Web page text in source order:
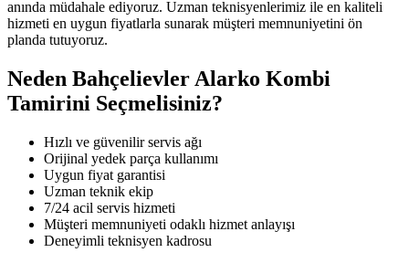
anında müdahale ediyoruz. Uzman teknisyenlerimiz ile en kaliteli
hizmeti en uygun fiyatlarla sunarak müşteri memnuniyetini ön
planda tutuyoruz.
Neden Bahçelievler Alarko Kombi
Tamirini Seçmelisiniz?
Hızlı ve güvenilir servis ağı
Orijinal yedek parça kullanımı
Uygun fiyat garantisi
Uzman teknik ekip
7/24 acil servis hizmeti
Müşteri memnuniyeti odaklı hizmet anlayışı
Deneyimli teknisyen kadrosu